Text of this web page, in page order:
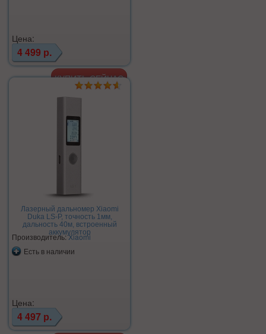
Цена:
4 499 р.
Лазерный дальномер Xiaomi
Duka LS-P, точность 1мм,
дальность 40м, встроенный
аккумулятор
Производитель:Xiaomi
Есть в наличии
Цена:
4 497 р.